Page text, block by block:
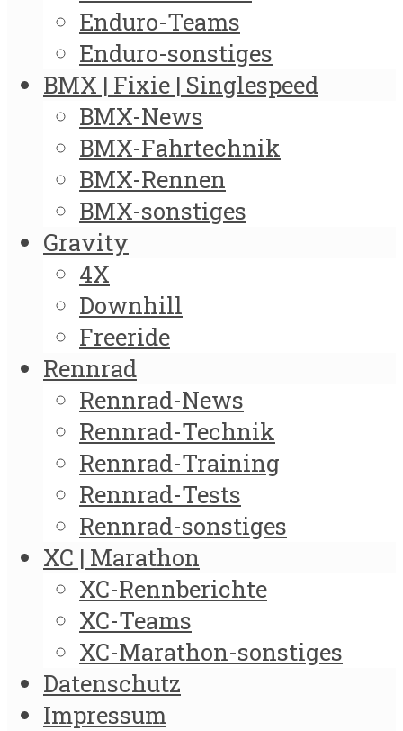
Enduro-Teams
Enduro-sonstiges
BMX | Fixie | Singlespeed
BMX-News
BMX-Fahrtechnik
BMX-Rennen
BMX-sonstiges
Gravity
4X
Downhill
Freeride
Rennrad
Rennrad-News
Rennrad-Technik
Rennrad-Training
Rennrad-Tests
Rennrad-sonstiges
XC | Marathon
XC-Rennberichte
XC-Teams
XC-Marathon-sonstiges
Datenschutz
Impressum